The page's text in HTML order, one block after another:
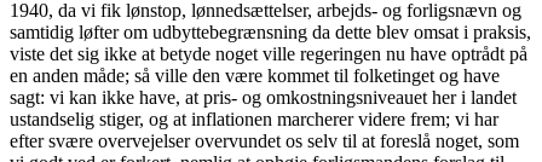
1940, da vi fik lønstop, lønnedsættelser, arbejds- og forligsnævn og
samtidig løfter om udbyttebegrænsning da dette blev omsat i praksis,
viste det sig ikke at betyde noget ville regeringen nu have optrådt på
en anden måde; så ville den være kommet til folketinget og have
sagt: vi kan ikke have, at pris- og omkostningsniveauet her i landet
ustandselig stiger, og at inflationen marcherer videre frem; vi har
efter svære overvejelser overvundet os selv til at foreslå noget, som